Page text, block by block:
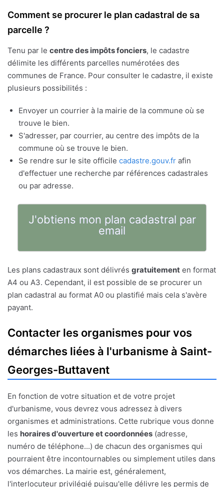
Comment se procurer le plan cadastral de sa
parcelle ?
Tenu par le centre des impôts fonciers, le cadastre
délimite les différents parcelles numérotées des
communes de France. Pour consulter le cadastre, il existe
plusieurs possibilités :
Envoyer un courrier à la mairie de la commune où se
trouve le bien.
S'adresser, par courrier, au centre des impôts de la
commune où se trouve le bien.
Se rendre sur le site officile cadastre.gouv.fr afin
d'effectuer une recherche par références cadastrales
ou par adresse.
J'obtiens mon plan cadastral par
email
Les plans cadastraux sont délivrés gratuitement en format
A4 ou A3. Cependant, il est possible de se procurer un
plan cadastral au format A0 ou plastifié mais cela s'avère
payant.
Contacter les organismes pour vos
démarches liées à l'urbanisme à Saint-
Georges-Buttavent
En fonction de votre situation et de votre projet
d'urbanisme, vous devrez vous adressez à divers
organismes et administrations. Cette rubrique vous donne
les horaires d'ouverture et coordonnées (adresse,
numéro de téléphone...) de chacun des organismes qui
pourraient être incontournables ou simplement utiles dans
vos démarches. La mairie est, généralement,
l'interlocuteur privilégié puisqu'elle délivre les permis de